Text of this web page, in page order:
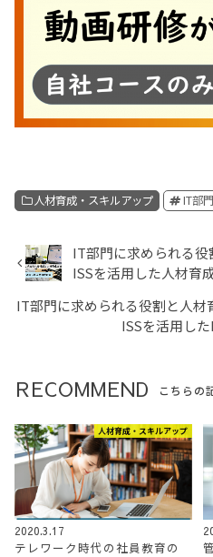
人材育成・スキルアップ IT部門
IT部門に求められる
ISSを活用した人材育成
IT部門に求められる役割と人
ISSを活用し
RECOMMEND こちらの
人材育成・スキルアップ
2020.3.17
テレワーク時代の社員教育の